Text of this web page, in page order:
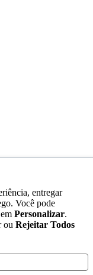
entregar
Você pode
Personalizar.
ou Rejeitar Todos